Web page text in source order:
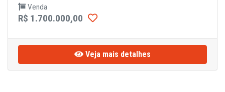
Venda
R$ 1.700.000,00
Veja mais detalhes